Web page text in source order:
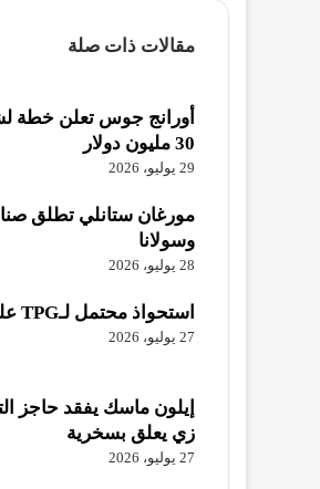
مقالات ذات صلة
أورانج جوس تعلن خطة
30 مليون دولار
29 يوليو، 2026
مورغان ستانلي تطلق
وسولانا
28 يوليو، 2026
استحواذ محتمل لـTPG على Netrality
27 يوليو، 2026
إيلون ماسك يفقد حاجز
زي يعلق بسخرية
27 يوليو، 2026